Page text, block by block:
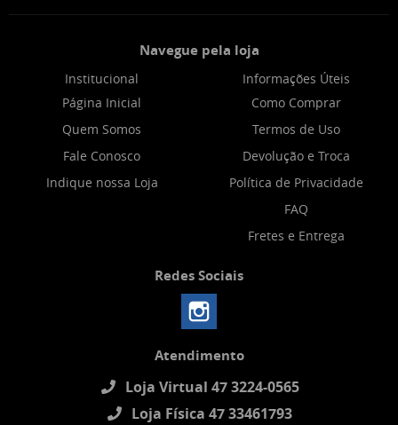
Navegue pela loja
Institucional
Página Inicial
Quem Somos
Fale Conosco
Indique nossa Loja
Informações Úteis
Como Comprar
Termos de Uso
Devolução e Troca
Política de Privacidade
FAQ
Fretes e Entrega
Redes Sociais
Atendimento
Loja Virtual 47 3224-0565
Loja Física 47 33461793